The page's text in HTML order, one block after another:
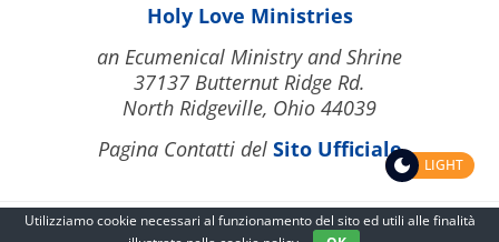
Holy Love Ministries
an Ecumenical Ministry and Shrine
37137 Butternut Ridge Rd.
North Ridgeville, Ohio 44039
Pagina Contatti del Sito Ufficiale
Utilizziamo cookie necessari al funzionamento del sito ed utili alle finalità
LIGHT